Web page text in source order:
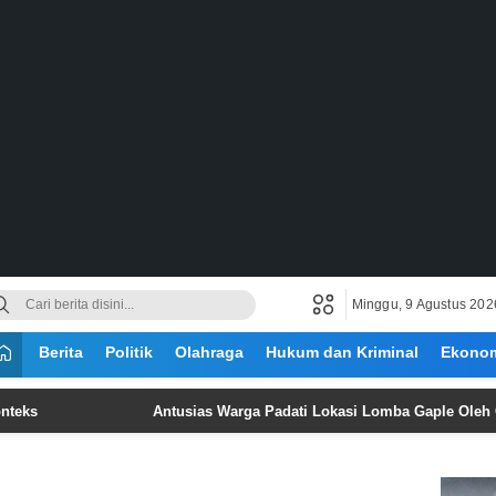
Minggu, 9 Agustus
Berita Politik Olahraga Hukum dan Kriminal
Antusias Warga Padati Lokasi Lomba Gaple Oleh GRIB